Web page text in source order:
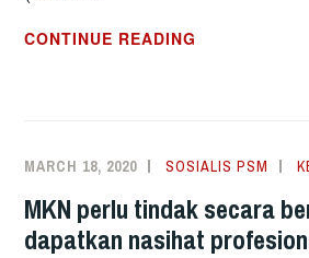
CONTINUE READING
SITUASI
TERKAWAL?
MARCH 18, 2020 SOSIALIS PSM
MKN perlu tindak secara
dapatkan nasihat